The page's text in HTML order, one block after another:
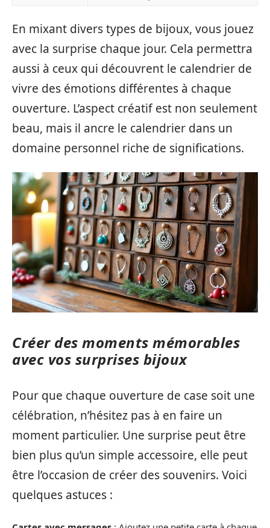
En mixant divers types de bijoux, vous jouez
avec la surprise chaque jour. Cela permettra
aussi à ceux qui découvrent le calendrier de
vivre des émotions différentes à chaque
ouverture. L’aspect créatif est non seulement
beau, mais il ancre le calendrier dans un
domaine personnel riche de significations.
Créer des moments mémorables
avec vos surprises bijoux
Pour que chaque ouverture de case soit une
célébration, n’hésitez pas à en faire un
moment particulier. Une surprise peut être
bien plus qu’un simple accessoire, elle peut
être l’occasion de créer des souvenirs. Voici
quelques astuces :